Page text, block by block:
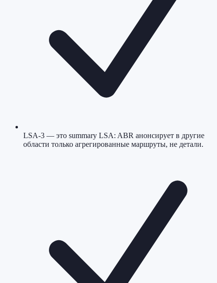
LSA-3 — это summary LSA: ABR анонсирует в другие
области только агрегированные маршруты, не детали.